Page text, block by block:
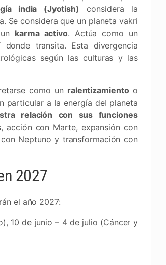
india (Jyotish) considera la
Se considera que un planeta vakri
karma activo. Actúa como un
transita. Esta divergencia
según las culturas y las
como un ralentizamientoo
particular a la energía del planeta
relación con sus funciones
acción con Marte, expansión con
Neptuno y transformación con
2027
el año 2027:
10 de junio – 4 de julio (Cáncer y